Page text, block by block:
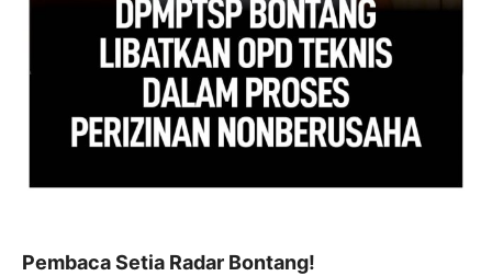
Pembaca Setia Radar Bontang!